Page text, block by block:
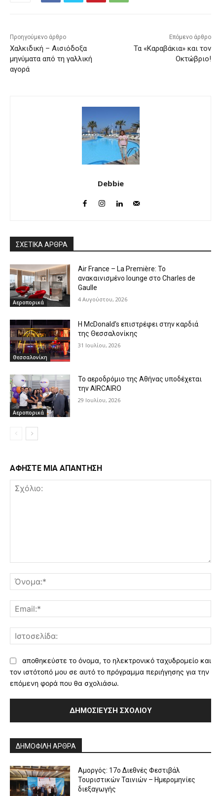
Προηγούμενο άρθρο
Χαλκιδική – Αισιόδοξα
μηνύματα από τη γαλλική
αγορά
Επόμενο άρθρο
Τα «Καραβάκια» και τον
Οκτώβριο!
Debbie
ΣΧΕΤΙΚΑ ΑΡΘΡΑ
Αεροπορικά
Air France – La Première: Το
ανακαινισμένο lounge στο Charles de
Gaulle
4 Αυγούστου, 2026
Θεσσαλονίκη
Η McDonald’s επιστρέφει στην καρδιά
της Θεσσαλονίκης
31 Ιουλίου, 2026
Αεροπορικά
Το αεροδρόμιο της Αθήνας υποδέχεται
την AIRCAIRO
29 Ιουλίου, 2026
ΑΦΗΣΤΕ ΜΙΑ ΑΠΑΝΤΗΣΗ
αποθηκεύστε το όνομα, το ηλεκτρονικό ταχυδρομείο και
τον ιστότοπό μου σε αυτό το πρόγραμμα περιήγησης για την
επόμενη φορά που θα σχολιάσω.
ΔΗΜΟΦΙΛΗ ΑΡΘΡΑ
Αμοργός: 17ο Διεθνές Φεστιβάλ
Τουριστικών Ταινιών – Ημερομηνίες
διεξαγωγής